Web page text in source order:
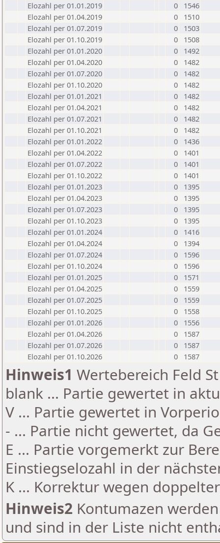
Elozahl per 01.01.2019
0
1546
Elozahl per 01.04.2019
0
1510
Elozahl per 01.07.2019
0
1503
Elozahl per 01.10.2019
0
1508
Elozahl per 01.01.2020
0
1492
Elozahl per 01.04.2020
0
1482
Elozahl per 01.07.2020
0
1482
Elozahl per 01.10.2020
0
1482
Elozahl per 01.01.2021
0
1482
Elozahl per 01.04.2021
0
1482
Elozahl per 01.07.2021
0
1482
Elozahl per 01.10.2021
0
1482
Elozahl per 01.01.2022
0
1436
Elozahl per 01.04.2022
0
1401
Elozahl per 01.07.2022
0
1401
Elozahl per 01.10.2022
0
1401
Elozahl per 01.01.2023
0
1395
Elozahl per 01.04.2023
0
1395
Elozahl per 01.07.2023
0
1395
Elozahl per 01.10.2023
0
1395
Elozahl per 01.01.2024
0
1416
Elozahl per 01.04.2024
0
1394
Elozahl per 01.07.2024
0
1596
Elozahl per 01.10.2024
0
1596
Elozahl per 01.01.2025
0
1571
Elozahl per 01.04.2025
0
1559
Elozahl per 01.07.2025
0
1559
Elozahl per 01.10.2025
0
1558
Elozahl per 01.01.2026
0
1556
Elozahl per 01.04.2026
0
1587
Elozahl per 01.07.2026
0
1587
Elozahl per 01.10.2026
0 1587
Hinweis1 Wertebereich Feld
blank ... Partie gewertet in
V ... Partie gewertet in
- ... Partie nicht gewertet, da
E ... Partie vorgemerkt zur
Einstiegselozahl in der
K ... Korrektur wegen
Hinweis2 Kontumazen
und sind in der Liste nicht